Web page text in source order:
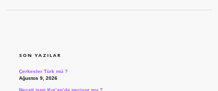
SON YAZILAR
Çerkesler Türk mü ?
Ağustos 9, 2026
Necati ismi Kur’an’da geçiyor mu ?